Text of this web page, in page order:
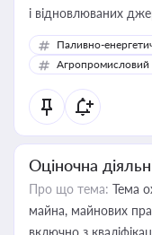
і відновлюваних
Паливно-
Агропромисловий
Оціночна
Про що тема: Тема
майна, майнових
включно з